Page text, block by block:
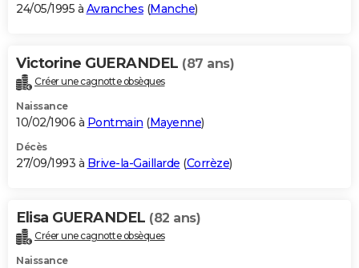
24/05/1995 à Avranches (Manche)
Victorine GUERANDEL (87 ans)
Créer une cagnotte obsèques
Naissance
10/02/1906 à Pontmain (Mayenne)
Décès
27/09/1993 à Brive-la-Gaillarde (Corrèze)
Elisa GUERANDEL (82 ans)
Créer une cagnotte obsèques
Naissance